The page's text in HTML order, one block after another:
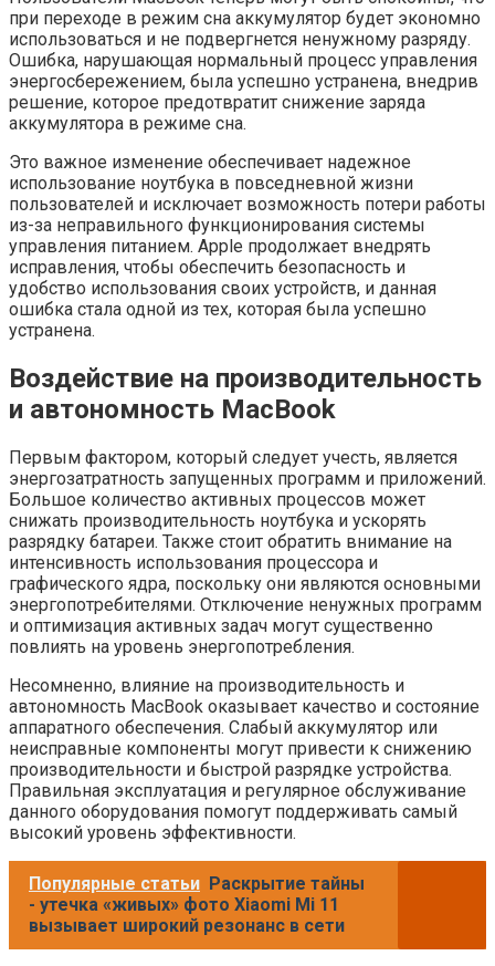
при переходе в режим сна аккумулятор будет экономно
использоваться и не подвергнется ненужному разряду.
Ошибка, нарушающая нормальный процесс управления
энергосбережением, была успешно устранена, внедрив
решение, которое предотвратит снижение заряда
аккумулятора в режиме сна.
Это важное изменение обеспечивает надежное
использование ноутбука в повседневной жизни
пользователей и исключает возможность потери работы
из-за неправильного функционирования системы
управления питанием. Apple продолжает внедрять
исправления, чтобы обеспечить безопасность и
удобство использования своих устройств, и данная
ошибка стала одной из тех, которая была успешно
устранена.
Воздействие на производительность
и автономность MacBook
Первым фактором, который следует учесть, является
энергозатратность запущенных программ и приложений.
Большое количество активных процессов может
снижать производительность ноутбука и ускорять
разрядку батареи. Также стоит обратить внимание на
интенсивность использования процессора и
графического ядра, поскольку они являются основными
энергопотребителями. Отключение ненужных программ
и оптимизация активных задач могут существенно
повлиять на уровень энергопотребления.
Несомненно, влияние на производительность и
автономность MacBook оказывает качество и состояние
аппаратного обеспечения. Слабый аккумулятор или
неисправные компоненты могут привести к снижению
производительности и быстрой разрядке устройства.
Правильная эксплуатация и регулярное обслуживание
данного оборудования помогут поддерживать самый
высокий уровень эффективности.
Популярные статьи Раскрытие тайны
- утечка «живых» фото Xiaomi Mi 11
вызывает широкий резонанс в сети